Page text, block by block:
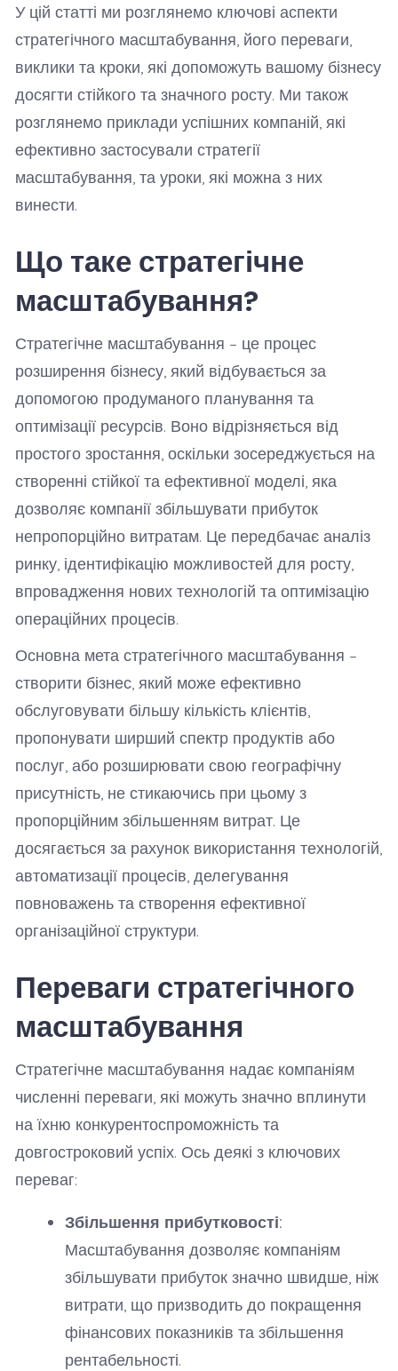
У цій статті ми розглянемо ключові аспекти
стратегічного масштабування, його переваги,
виклики та кроки, які допоможуть вашому бізнесу
досягти стійкого та значного росту. Ми також
розглянемо приклади успішних компаній, які
ефективно застосували стратегії
масштабування, та уроки, які можна з них
винести.
Що таке стратегічне
масштабування?
Стратегічне масштабування – це процес
розширення бізнесу, який відбувається за
допомогою продуманого планування та
оптимізації ресурсів. Воно відрізняється від
простого зростання, оскільки зосереджується на
створенні стійкої та ефективної моделі, яка
дозволяє компанії збільшувати прибуток
непропорційно витратам. Це передбачає аналіз
ринку, ідентифікацію можливостей для росту,
впровадження нових технологій та оптимізацію
операційних процесів.
Основна мета стратегічного масштабування –
створити бізнес, який може ефективно
обслуговувати більшу кількість клієнтів,
пропонувати ширший спектр продуктів або
послуг, або розширювати свою географічну
присутність, не стикаючись при цьому з
пропорційним збільшенням витрат. Це
досягається за рахунок використання технологій,
автоматизації процесів, делегування
повноважень та створення ефективної
організаційної структури.
Переваги стратегічного
масштабування
Стратегічне масштабування надає компаніям
численні переваги, які можуть значно вплинути
на їхню конкурентоспроможність та
довгостроковий успіх. Ось деякі з ключових
переваг:
Збільшення прибутковості:
Масштабування дозволяє компаніям
збільшувати прибуток значно швидше, ніж
витрати, що призводить до покращення
фінансових показників та збільшення
рентабельності.